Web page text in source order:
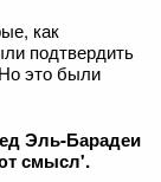
как
подтвердить
это были
Эль-Барадеи
смысл'.